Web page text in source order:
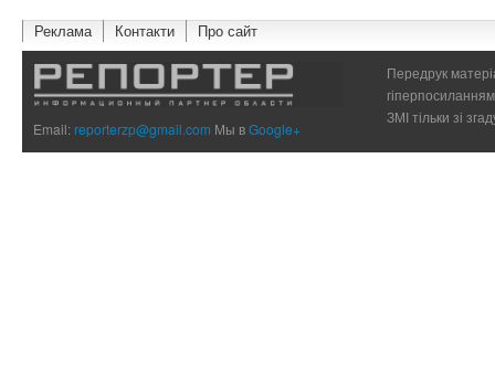
Реклама Контакти Про сайт
Email:reporterzp@gmail.com Мы вGoogle+
Передрук
ЗМІ тільки зі